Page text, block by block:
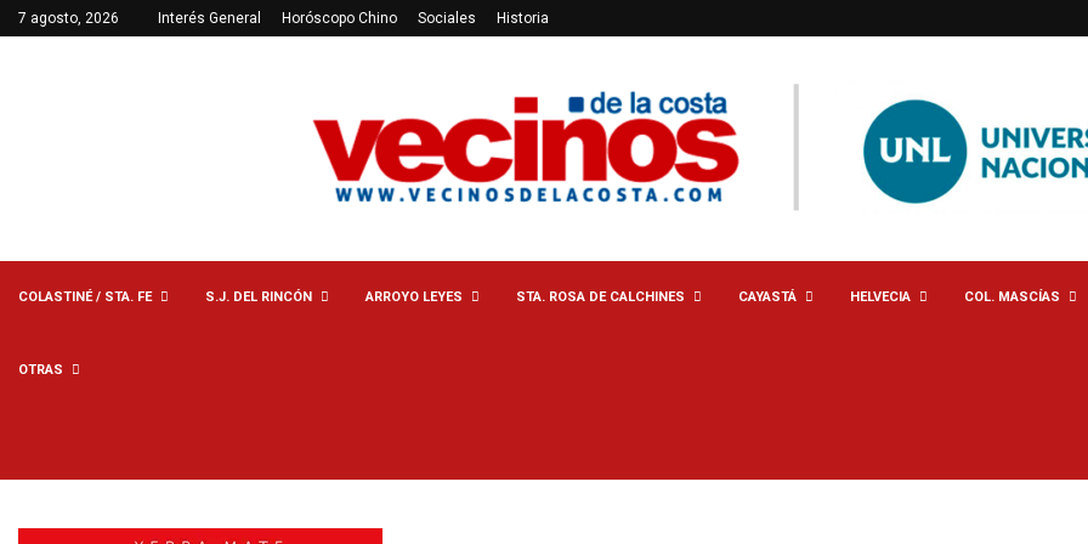
7 agosto, 2026 Interés General Horóscopo Chino Sociales Historia
COLASTINÉ / STA. FE S.J. DEL RINCÓN ARROYO LEYES STA. ROSA DE CALCHINES CAYASTÁ HELVECIA COL. MASCÍAS
OTRAS